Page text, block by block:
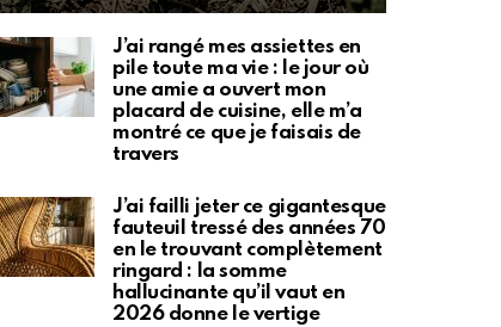
J’ai rangé mes assiettes en
pile toute ma vie : le jour où
une amie a ouvert mon
placard de cuisine, elle m’a
montré ce que je faisais de
travers
J’ai failli jeter ce gigantesque
fauteuil tressé des années 70
en le trouvant complètement
ringard : la somme
hallucinante qu’il vaut en
2026 donne le vertige